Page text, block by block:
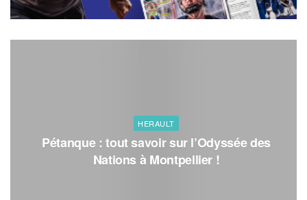
HERAULT
Pétanque : tout savoir sur l’Odyssée des
Nations à Montpellier !